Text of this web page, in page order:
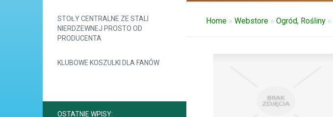
STOŁY CENTRALNE ZE STALI
NIERDZEWNEJ PROSTO OD
PRODUCENTA
KLUBOWE KOSZULKI DLA FANÓW
OSTATNIE WPISY:
Home» Webstore» Ogród, Rośliny»